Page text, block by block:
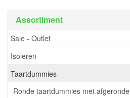
Assortiment
Sale - Outlet
Isoleren
Taartdummies
Ronde taartdummies met